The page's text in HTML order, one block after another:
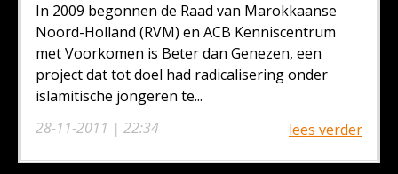
28-11-2011 | 22:34
In 2009 begonnen de Raad van Marokkaanse
Noord-Holland (RVM) en ACB Kenniscentrum
met Voorkomen is Beter dan Genezen, een
project dat tot doel had radicalisering onder
islamitische jongeren te...
lees verder